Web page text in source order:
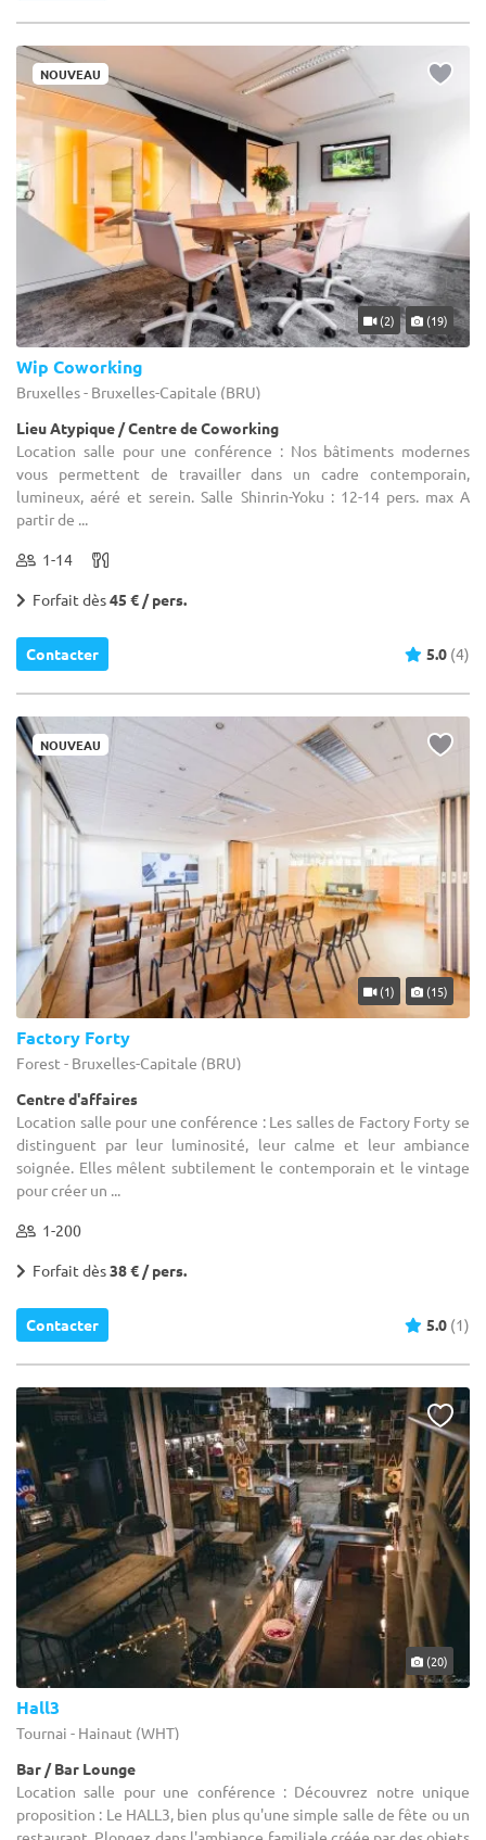
NOUVEAU
(2) (19)
Wip Coworking
Bruxelles - Bruxelles-Capitale (BRU)
Lieu Atypique / Centre de Coworking
Location salle pour une conférence : Nos bâtiments modernes
vous permettent de travailler dans un cadre contemporain,
lumineux, aéré et serein. Salle Shinrin-Yoku​ : 12-14 pers. max A
partir de ...
1-14
Forfait dès45 € / pers.
Contacter 5.0 (4)
NOUVEAU
(1) (15)
Factory Forty
Forest - Bruxelles-Capitale (BRU)
Centre d'affaires
Location salle pour une conférence : Les salles de Factory Forty se
distinguent par leur luminosité, leur calme et leur ambiance
soignée. Elles mêlent subtilement le contemporain et le vintage
pour créer un ...
1-200
Forfait dès38 € / pers.
Contacter 5.0 (1)
(20)
Hall3
Tournai - Hainaut (WHT)
Bar / Bar Lounge
Location salle pour une conférence : Découvrez notre unique
proposition : Le HALL3, bien plus qu'une simple salle de fête ou un